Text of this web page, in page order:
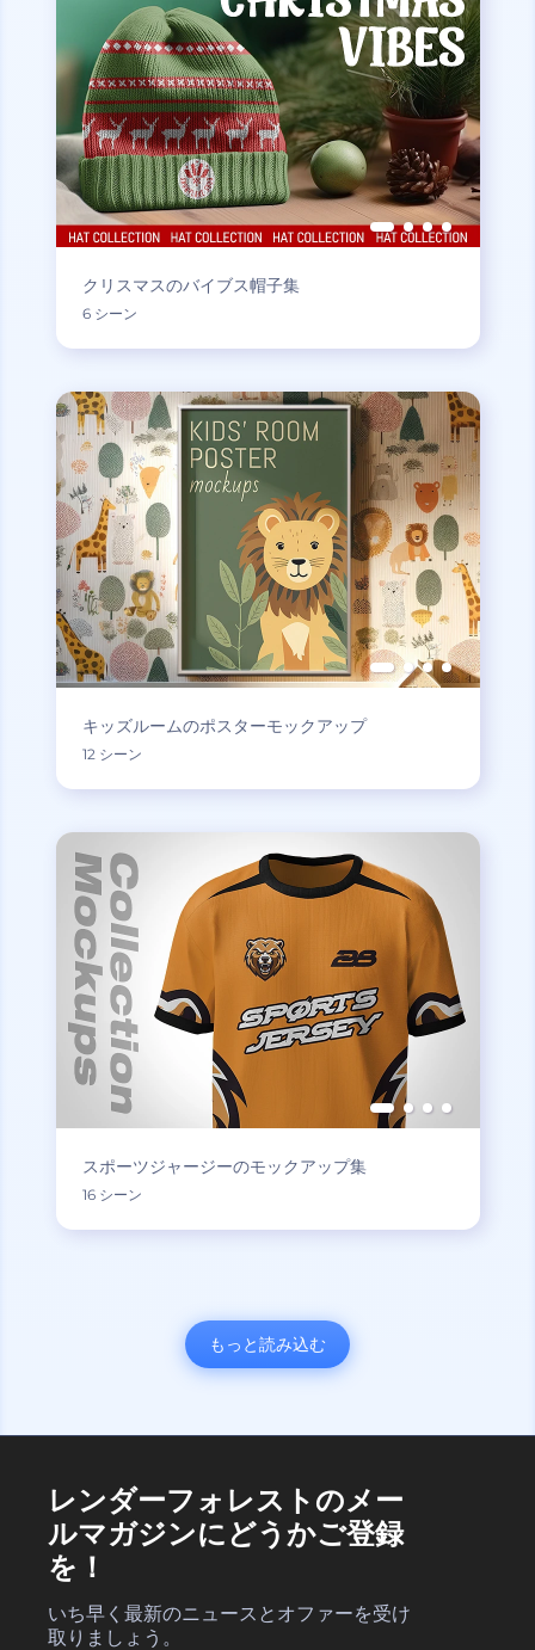
クリスマスのバイブス帽子集
6 シーン
キッズルームのポスターモックアップ
12 シーン
スポーツジャージーのモックアップ集
16 シーン
もっと読み込む
レンダーフォレストのメー
ルマガジンにどうかご登録
を！
いち早く最新のニュースとオファーを受け
取りましょう。